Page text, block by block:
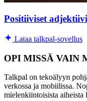
Positiiviset
Lataa talkpal-sovellus
OPI MISSÄ VAIN
Talkpal on tekoälyyn
verkossa ja mobiilissa.
mielenkiintoisista aiheista